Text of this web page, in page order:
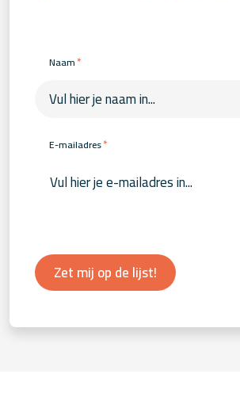
Naam*
E-mailadres*
Zet mij op de lijst!